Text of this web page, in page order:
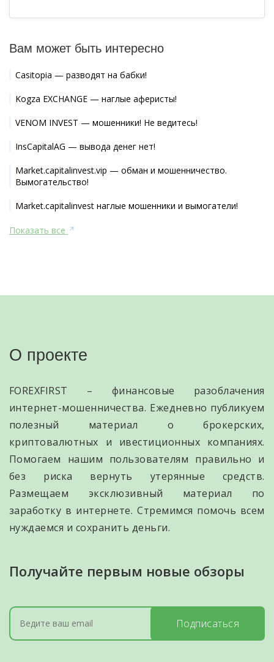
Вам может быть интересно
Casitopia — разводят на бабки!
Kogza EXCHANGE — наглые аферисты!
VENOM INVEST — мошенники! Не ведитесь!
InsCapitalAG — вывода денег нет!
Market.capitalinvest.vip — обман и мошенничество.
Вымогательство!
Market.capitalinvest наглые мошенники и вымогатели!
Показать все
О проекте
FOREXFIRST – финансовые разоблачения
интернет-мошенничества. Ежедневно публикуем
полезный материал о брокерских,
криптовалютных и ивестиционных компаниях.
Помогаем нашим пользователям правильно и
без риска вернуть утерянные средств.
Размещаем эксклюзивный материал по
заработку в интернете. Стремимся помочь всем
нуждаемся и сохранить деньги.
Получайте первым новые обзоры
Подписаться